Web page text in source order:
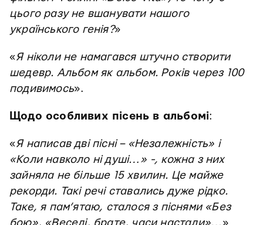
цього разу не вшанувати нашого
українського генія?»
«Я ніколи не намагався штучно створити
шедевр. Альбом як альбом. Років через 100
подивимось».
Щодо особливих пісень в альбомі:
«Я написав дві пісні – «Незалежність» і
«Коли навколо ні душі…» -, кожна з них
зайняла не більше 15 хвилин. Це майже
рекорди. Такі речі ставались дуже рідко.
Таке, я пам’ятаю, сталося з піснями «Без